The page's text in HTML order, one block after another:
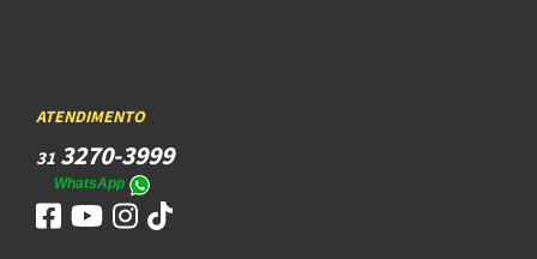
ATENDIMENTO
31 3270-3999
WhatsApp